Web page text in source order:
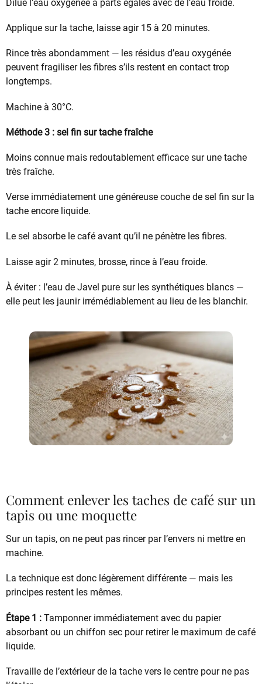
Dilue l’eau oxygénée à parts égales avec de l’eau froide.
Applique sur la tache, laisse agir 15 à 20 minutes.
Rince très abondamment — les résidus d’eau oxygénée
peuvent fragiliser les fibres s’ils restent en contact trop
longtemps.
Machine à 30°C.
Méthode 3 : sel fin sur tache fraîche
Moins connue mais redoutablement efficace sur une tache
très fraîche.
Verse immédiatement une généreuse couche de sel fin sur la
tache encore liquide.
Le sel absorbe le café avant qu’il ne pénètre les fibres.
Laisse agir 2 minutes, brosse, rince à l’eau froide.
À éviter : l’eau de Javel pure sur les synthétiques blancs —
elle peut les jaunir irrémédiablement au lieu de les blanchir.
Comment enlever les taches de café sur un
tapis ou une moquette
Sur un tapis, on ne peut pas rincer par l’envers ni mettre en
machine.
La technique est donc légèrement différente — mais les
principes restent les mêmes.
Étape 1 : Tamponner immédiatement avec du papier
absorbant ou un chiffon sec pour retirer le maximum de café
liquide.
Travaille de l’extérieur de la tache vers le centre pour ne pas